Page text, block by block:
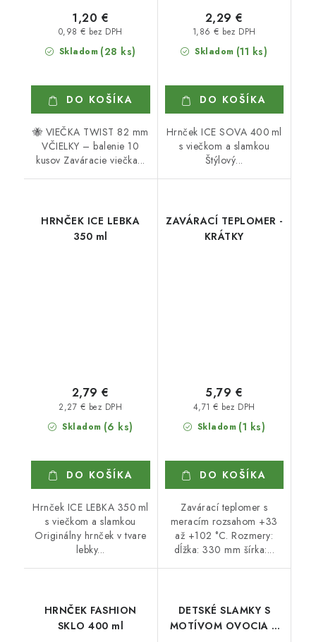
Skladom (28 ks)
0,98 € bez DPH
1,20 €
DO KOŠÍKA
🐝 VIEČKA TWIST 82 mm
VČIELKY – balenie 10
kusov Zaváracie viečka...
Skladom (11 ks)
1,86 € bez DPH
2,29 €
DO KOŠÍKA
Hrnček ICE SOVA 400 ml
s viečkom a slamkou
Štýlový...
HRNČEK ICE LEBKA
350 ml
Skladom (6 ks)
2,27 € bez DPH
2,79 €
DO KOŠÍKA
Hrnček ICE LEBKA 350 ml
s viečkom a slamkou
Originálny hrnček v tvare
lebky...
ZAVÁRACÍ TEPLOMER -
KRÁTKY
Skladom (1 ks)
4,71 € bez DPH
5,79 €
DO KOŠÍKA
Zavárací teplomer s
meracím rozsahom +33
až +102 °C. Rozmery:
dĺžka: 330 mm šírka:...
HRNČEK FASHION
SKLO 400 ml
DETSKÉ SLAMKY S
MOTÍVOM OVOCIA 3